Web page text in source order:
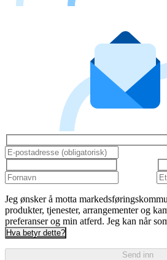
Jeg ønsker å motta
produkter, tjenester, arrangementer og
preferanser og min atferd. Jeg kan når
Hva betyr dette?
Send inn